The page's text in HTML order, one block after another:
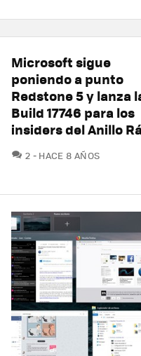
Microsoft sigue
poniendo a punto
Redstone 5 y lanza
Build 17746 para los
insiders del Anillo
2 COMENTARIOS
HACE 8 AÑOS